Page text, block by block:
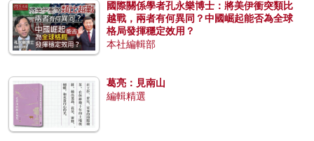
國際關係學者孔永樂博士：將美伊衝突類比
越戰，兩者有何異同？中國崛起能否為全球
格局發揮穩定效用？
本社編輯部
葛亮：見南山
編輯精選